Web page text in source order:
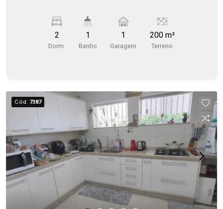
2
Dorm.
1
Banho
1
Garagem
200 m²
Terreno
Cód. 7387